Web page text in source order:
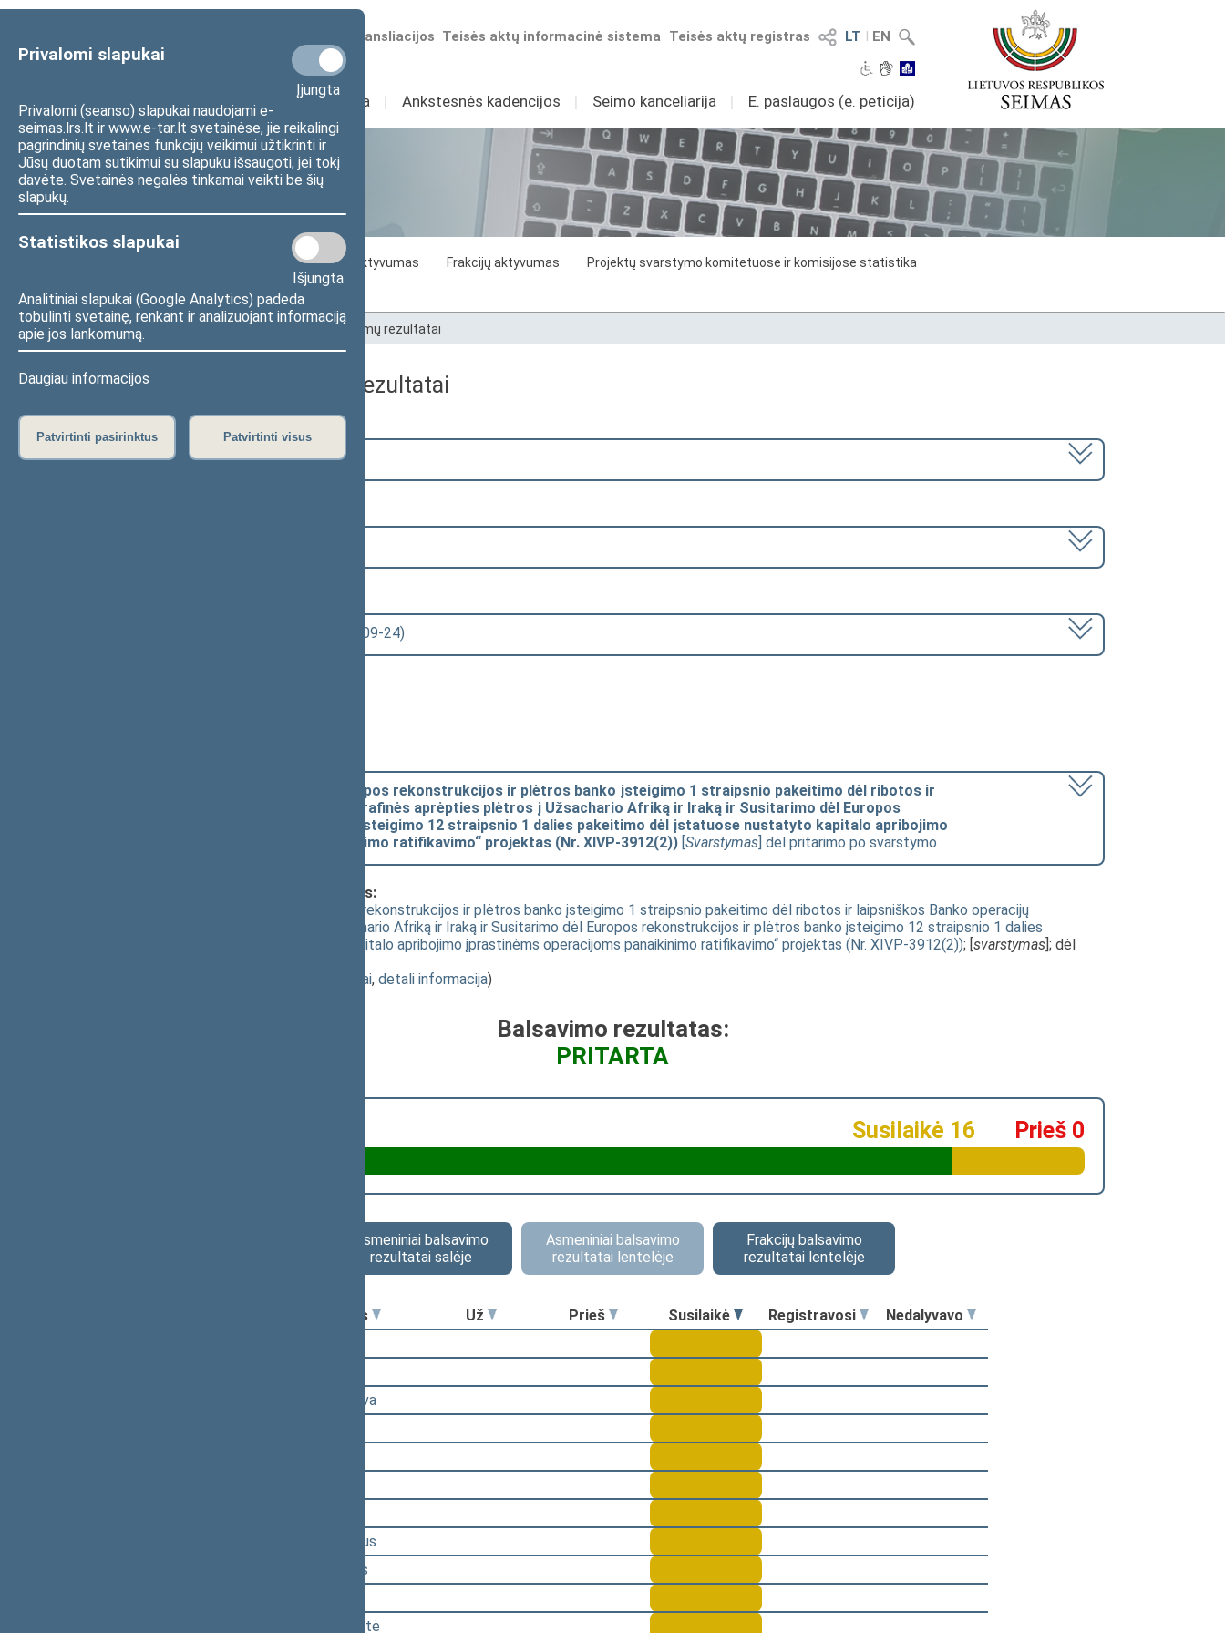
Privalomi slapukai
Įjungta
Privalomi (seanso) slapukai naudojami e-
seimas.lrs.lt ir www.e-tar.lt svetainėse, jie reikalingi
pagrindinių svetainės funkcijų veikimui užtikrinti ir
Jūsų duotam sutikimui su slapuku išsaugoti, jei tokį
davėte. Svetainės negalės tinkamai veikti be šių
slapukų.
Statistikos slapukai
Išjungta
Analitiniai slapukai (Google Analytics) padeda
tobulinti svetainę, renkant ir analizuojant informaciją
apie jos lankomumą.
Daugiau informacijos
Patvirtinti pasirinktus Patvirtinti visus
LT I EN
Teisės aktų registras
Teisės aktų informacinė sistema
Numatomos transliacijos
Sudėtis Veikla I Ankstesnės kadencijos I Seimo kanceliarija I E. paslaugos (e. peticija)
Statistika
Seimo narių aktyvumas Frakcijų aktyvumas
Projektų svarstymo komitetuose ir komisijose statistika
Seimo narių balsavimų rezultatai
Pradžia Seimo narių balsavimų rezultatai
Seimo narių balsavimų rezultatai
Pasirinkite kadenciją:
2020–2024 metų kadencija
Seimo rytinis posėdis Nr. 414 (2024-09-24)
Įstatymo „Dėl susitarimo dėl Europos rekonstrukcijos ir plėtros banko įsteigimo 1 straipsnio pakeitimo dėl ribotos ir
laipsniškos Banko operacijų geografinės aprėpties plėtros į Užsachario Afriką ir Iraką ir Susitarimo dėl Europos
rekonstrukcijos ir plėtros banko įsteigimo 12 straipsnio 1 dalies pakeitimo dėl įstatuose nustatyto kapitalo apribojimo
įprastinėms operacijoms panaikinimo ratifikavimo“ projektas (Nr. XIVP-3912(2)) [Svarstymas] dėl pritarimo po svarstymo
Klausimas, dėl kurio vyko balsavimas:
Įstatymo „Dėl susitarimo dėl Europos rekonstrukcijos ir plėtros banko įsteigimo 1 straipsnio pakeitimo dėl ribotos ir laipsniškos Banko operacijų
geografinės aprėpties plėtros į Užsachario Afriką ir Iraką ir Susitarimo dėl Europos rekonstrukcijos ir plėtros banko įsteigimo 12 straipsnio 1 dalies
pakeitimo dėl įstatuose nustatyto kapitalo apribojimo įprastinėms operacijoms panaikinimo ratifikavimo“ projektas (Nr. XIVP-3912(2)); [svarstymas]; dėl
susiję dokumentai, detali informacija)
Balsavimo rezultatas:
PRITARTA
Prieš 0
Susilaikė 16
Asmeniniai balsavimo
rezultatai salėje
Asmeniniai balsavimo
rezultatai lentelėje
Frakcijų balsavimo
rezultatai lentelėje
Seimo narys Už Prieš Susilaikė Registravosi
Nedalyvavo
Algimantas Dumbrava
Deividas Labanavičius
Mindaugas Puidokas
Rimantė Šalaševičiūtė